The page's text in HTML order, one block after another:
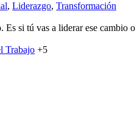
, Liderazgo, Transformación
si tú vas a liderar ese cambio
Trabajo +5